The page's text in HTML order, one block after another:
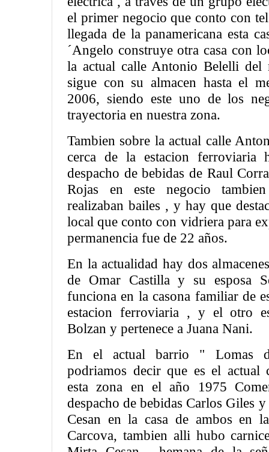
el primer negocio que conto con
llegada de la panamericana esta
´Angelo construye otra casa con
la actual calle Antonio Belelli del
sigue con su almacen hasta el
2006, siendo este uno de los
trayectoria en nuestra zona.
Tambien sobre la actual calle
cerca de la estacion ferroviaria
despacho de bebidas de Raul
Rojas en este negocio tambien
realizaban bailes , y hay que
local que conto con vidriera para
permanencia fue de 22 años.
En la actualidad hay dos
de Omar Castilla y su esposa
funciona en la casona familiar de
estacion ferroviaria , y el otro
Bolzan y pertenece a Juana Nani.
En el actual barrio " Lomas
podriamos decir que es el actual
esta zona en el año 1975
despacho de bebidas Carlos Giles
Cesan en la casa de ambos en
Carcova, tambien alli hubo